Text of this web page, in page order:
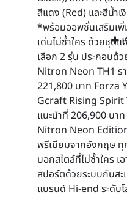
สีแดง (Red) และสีน้ำเ
*พร้อมออพชั่นเสริมเพิ่
เด่นไม่ซ้ำใคร ด้วยชุดแ
เลือก 2 รุ่น ประกอบด้
Nitron Neon TH1 ร
221,800 บาท Forza
Gcraft Rising Spirit
แนะนำที่ 206,900 บา
Nitron Neon
พรีเมียมจากอังกฤษ ทุ
บอกสไตล์ที่ไม่ซ้ำใคร เอ
สปอร์ตด้วยระบบกันสะ
แบรนด์ Hi-end ระดับ